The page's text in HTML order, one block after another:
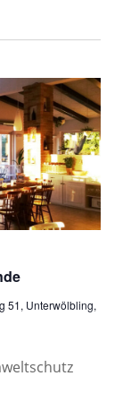
51, Unterwölbling,